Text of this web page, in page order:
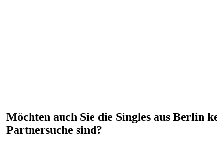
Möchten auch Sie die Singles aus Berlin
Partnersuche sind?